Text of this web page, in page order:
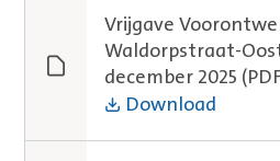
Vrijgave
Waldorpstraat-Oost
december 2025
Download